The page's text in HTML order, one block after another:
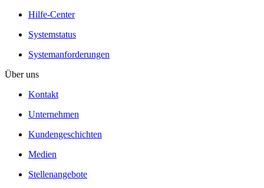
Hilfe-Center
Systemstatus
Systemanforderungen
Über uns
Kontakt
Unternehmen
Kundengeschichten
Medien
Stellenangebote